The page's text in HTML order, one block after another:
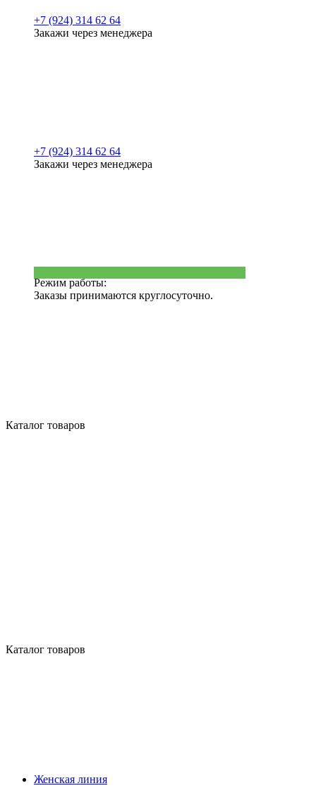
+7 (924) 314 62 64
Закажи через менеджера
+7 (924) 314 62 64
Закажи через менеджера
Режим работы:
Заказы принимаются круглосуточно.
Каталог товаров
Каталог товаров
Женская линия